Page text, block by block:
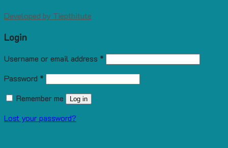
Developed by Tiepthitute
Login
Username or email address *
Password *
Remember me
Log in
Lost your password?